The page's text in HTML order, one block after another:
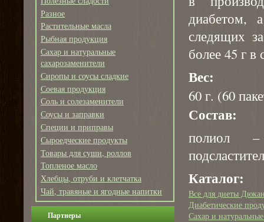
Разное
Растительные масла
Рыбная продукция
Сахар и натуральные
сахарозаменители
Сиропы и соусы сладкие
Соевая продукция
Соль и солезаменители
Соусы и заправки
Специи и приправы
Сыроедческие продукты
Товары для суши, роллов
Топленое масло
Хлебцы, отруби и клетчатка
Чай, травяные и ягодные напитки
Партнеры
диабетом,
следящих
более 45 г в
Вес:
60 г. (60
Состав:
полиол –
Каталог:
Все для диеты
Диабетические
Сахар и